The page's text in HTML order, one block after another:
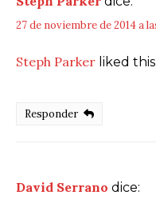
27 de noviembre de 2014 a
Steph Parker liked
Responder
David Serrano dice: